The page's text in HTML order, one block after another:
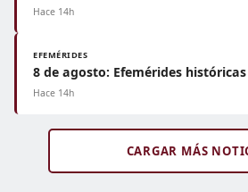
Hace 14h
EFEMÉRIDES
8 de agosto: Efemérides
Hace 14h
CARGAR MÁS